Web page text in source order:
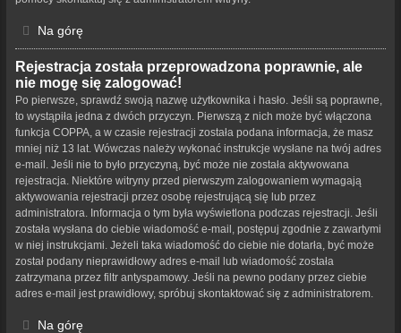
Na górę
Rejestracja została przeprowadzona poprawnie, ale
nie mogę się zalogować!
Po pierwsze, sprawdź swoją nazwę użytkownika i hasło. Jeśli są poprawne,
to wystąpiła jedna z dwóch przyczyn. Pierwszą z nich może być włączona
funkcja COPPA, a w czasie rejestracji została podana informacja, że masz
mniej niż 13 lat. Wówczas należy wykonać instrukcje wysłane na twój adres
e-mail. Jeśli nie to było przyczyną, być może nie została aktywowana
rejestracja. Niektóre witryny przed pierwszym zalogowaniem wymagają
aktywowania rejestracji przez osobę rejestrującą się lub przez
administratora. Informacja o tym była wyświetlona podczas rejestracji. Jeśli
została wysłana do ciebie wiadomość e-mail, postępuj zgodnie z zawartymi
w niej instrukcjami. Jeżeli taka wiadomość do ciebie nie dotarła, być może
został podany nieprawidłowy adres e-mail lub wiadomość została
zatrzymana przez filtr antyspamowy. Jeśli na pewno podany przez ciebie
adres e-mail jest prawidłowy, spróbuj skontaktować się z administratorem.
Na górę